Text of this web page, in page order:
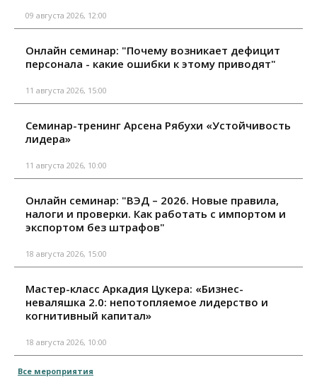
09 августа 2026, 12:00
Онлайн семинар: "Почему возникает дефицит
персонала - какие ошибки к этому приводят"
11 августа 2026, 15:00
Семинар-тренинг Арсена Рябухи «Устойчивость
лидера»
11 августа 2026, 10:00
Онлайн семинар: "ВЭД – 2026. Новые правила,
налоги и проверки. Как работать с импортом и
экспортом без штрафов"
18 августа 2026, 15:00
Мастер-класс Аркадия Цукера: «Бизнес-
неваляшка 2.0: непотопляемое лидерство и
когнитивный капитал»
18 августа 2026, 10:00
Все мероприятия